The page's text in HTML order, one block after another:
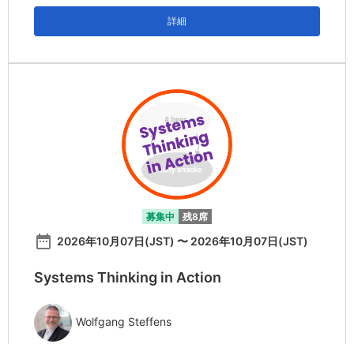
詳細
募集中 残8席
date_range 2026年10月07日(JST) 〜 2026年10月07日(JST)
Systems Thinking in Action
Wolfgang Steffens